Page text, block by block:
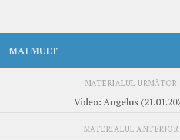
MAI MULT
MATERIALUL URMĂTOR
Video: Angelus
MATERIALUL ANTERIOR